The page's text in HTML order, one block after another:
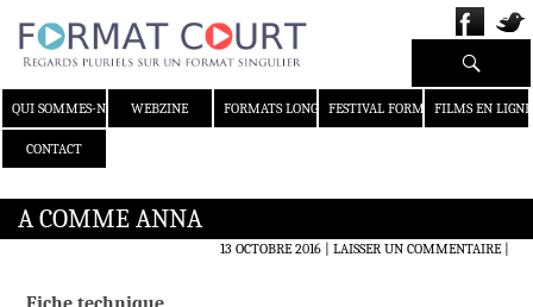
QUI SOMMES-NOUS ?WEBZINE FORMATS LONGS FESTIVAL FORMAT COURT
FILMS EN LIGNE
CONTACT
Recherche
A COMME ANNA
13 OCTOBRE 2016 LAISSER UN COMMENTAIRE|